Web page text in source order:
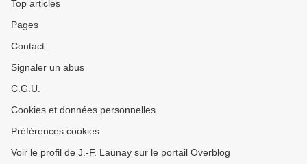
Top articles
Pages
Contact
Signaler un abus
C.G.U.
Cookies et données personnelles
Préférences cookies
Voir le profil de J.-F. Launay sur le portail Overblog